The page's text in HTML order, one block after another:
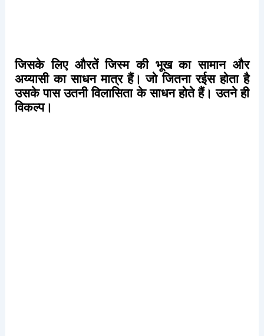
जिसके लिए औरतें जिस्म की भूख का सामान और
अय्यासी का साधन मात्र हैं। जो जितना रईस होता है
उसके पास उतनी विलासिता के साधन होते हैं। उतने ही
विकल्प।